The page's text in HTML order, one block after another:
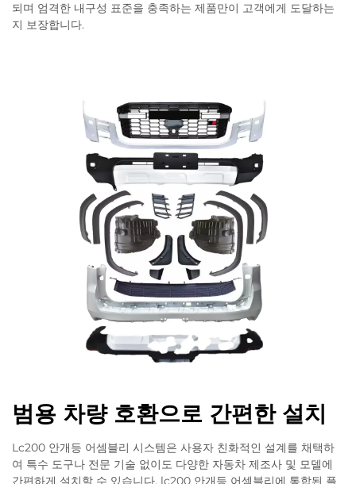
되며 엄격한 내구성 표준을 충족하는 제품만이 고객에게 도달하는
지 보장합니다.
범용 차량 호환으로 간편한 설치
Lc200 안개등 어셈블리 시스템은 사용자 친화적인 설계를 채택하
여 특수 도구나 전문 기술 없이도 다양한 자동차 제조사 및 모델에
간편하게 설치할 수 있습니다. lc200 안개등 어셈블리에 통합된 플